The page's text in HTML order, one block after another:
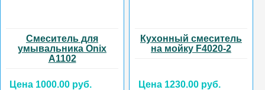
Смеситель для
умывальника Onix
А1102
Цена 1000.00 руб.
Кухонный смеситель
на мойку F4020-2
Цена 1230.00 руб.